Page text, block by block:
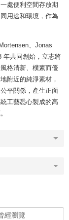
處便利空間存放期
用途和環境，作為
、Jonas
年共同創始，立志將
格清新、樸素而優
附近的純淨素材，
平關係，產生正面
工藝悉心製成的高
經瀏覽